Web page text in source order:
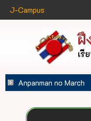
J-Campus
ฝึ
เรี
Anpanman no March